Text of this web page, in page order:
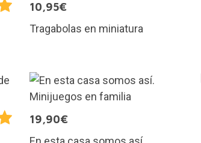
10,95€
Tragabolas en miniatura
19,90€